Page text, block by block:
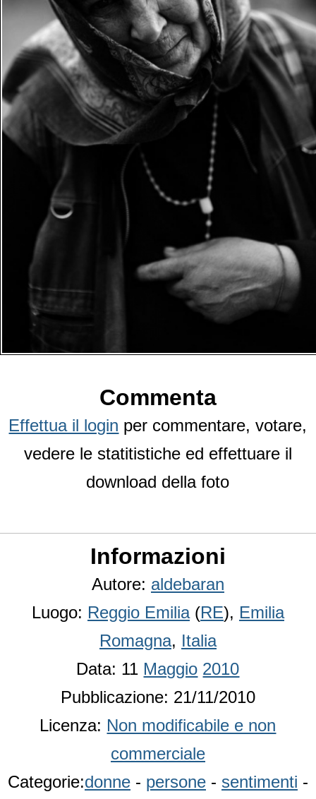
Commenta
Effettua il login per commentare, votare,
vedere le statitistiche ed effettuare il
download della foto
Informazioni
Autore: aldebaran
Luogo: Reggio Emilia(RE), Emilia
Romagna, Italia
Data: 11 Maggio 2010
Pubblicazione: 21/11/2010
Licenza: Non modificabile e non
commerciale
Categorie:donne - persone - sentimenti -